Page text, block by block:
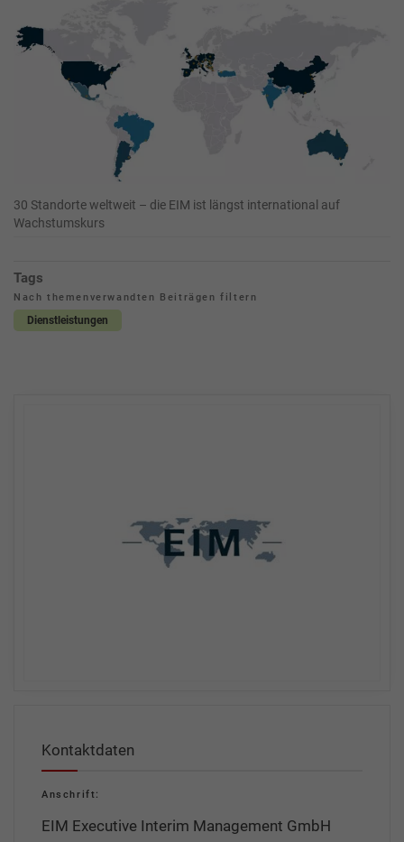
30 Standorte weltweit – die EIM ist längst international auf
Wachstumskurs
Tags
Nach themenverwandten Beiträgen filtern
Dienstleistungen
Kontaktdaten
Anschrift:
EIM Executive Interim Management GmbH